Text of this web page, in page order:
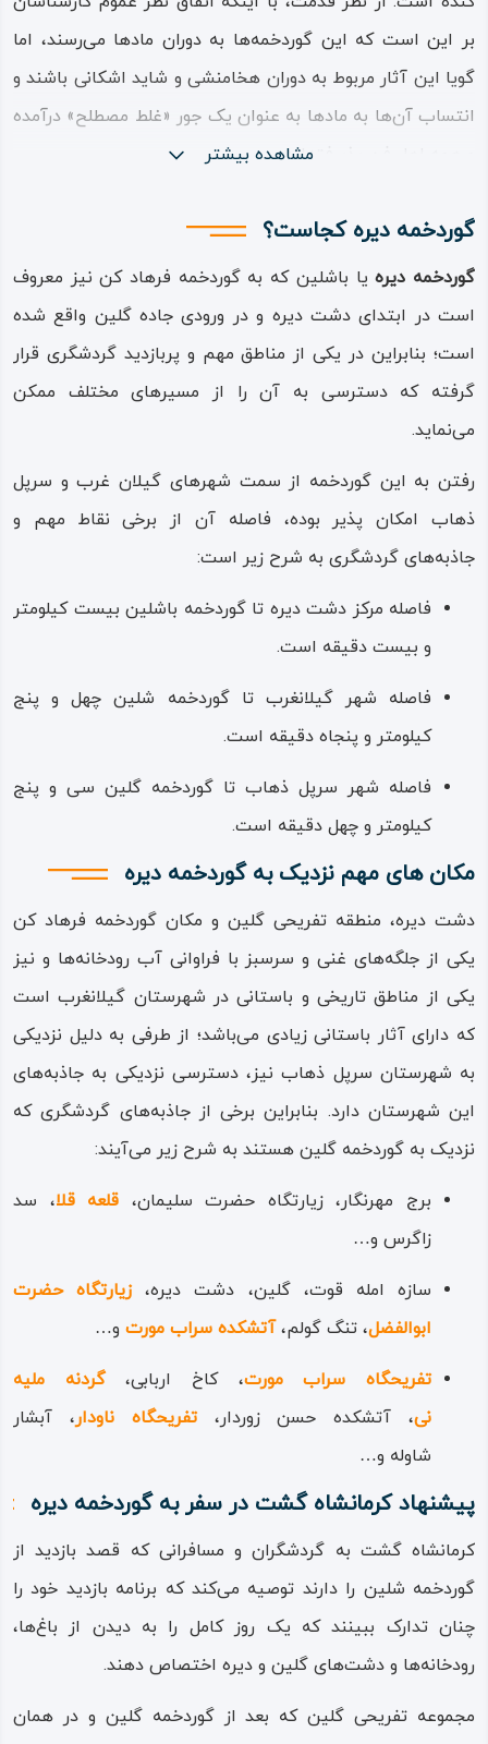
بر این است که این گوردخمه‌ها به دوران مادها می‌رسند، اما
گویا این آثار مربوط به دوران هخامنشی و شاید اشکانی باشند و
انتساب آن‌ها به مادها به عنوان یک جور «غلط مصطلح» درآمده
و همه اهل فن پذیرفته‌اند.
نشان هیچ گوری در آن نیست و تنها دو رکاب پله مانند در
انتهای آن است، هرچند چرایی دیگر بر ناتمامی بنا می‌تواند این
باشد که در دیوار سمت شرق گوردخمه، کتیبه نانوشته و در
حقیقت لوحی تراش خورده و آماده نوشتن هست که هندسه
نزدیک به مربع دارد (با ابعاد ۵/۱ متر).
گوردخمه شلین یا باشلین دیره، یکی از گوردخمه‌هایی‌ است که
کاربری آرامگاهی داشته و از نمونه‌هایش در استانکرمانشاه
می‌توان به گوردخمه‌های «دکان داوود» در سرپل ذهاب،
«سرخ‌ده» و «سکاوند» در شهرهرسینو… اشاره کرد.
این گوردخمه‌های آرامگاهی، دارای معماری صخره‌ای و به اصطلاح
«دست کند» بوده که به همین دلیل دوام و ماندگاری بسیار بالا
و طولانی نسبت به دیگر سازه‌ها دارند.
گوردخمه دیره با سطحی بیش از بیست متر مربع و با ارتفاع
سقفی بیش از دو متر، به تقریب در ارتفاع پنج متری از سطح
زمین بنا شده و مثل تمام گوردخمه‌های هم‌خانواده‌اش،
دسترسی به آن بسیار سخت است که آن هم دلیل دینی –
اعتقادی داشته است؛ چرا که در آیین این دوران تاریخی، دور
بودن کالبد مرده از عناصر پاک چهارگانه ارزشمند بوده است.
دلیل این امر این است که مادها، هخامنشیان و ساسانیان،
بی‌گمان تمام معتقدین به دین زرتشت، جسد فرد مرده را نجس
و ناپاک می‌دانستند و ساسانیان به جای گوردخمه از استودان و
برج خاموشان استفاده می‌کردند.
مشاهده بیشتر
گوردخمه دیره کجاست؟
گوردخمه دیرهیا باشلین که به گوردخمه فرهاد کن نیز معروف
است در ابتدای دشت دیره و در ورودی جاده گلین واقع شده
است؛ بنابراین در یکی از مناطق مهم و پربازدید گردشگری قرار
گرفته که دسترسی به آن را از مسیرهای مختلف ممکن
می‌نماید.
رفتن به این گوردخمه از سمت شهرهای گیلان‌ غرب و سرپل‌
ذهاب امکان پذیر بوده، فاصله آن از برخی نقاط مهم و
جاذبه‌های گردشگری به شرح زیر است:
فاصله مرکز دشت دیره تا گوردخمه باشلین بیست‌ کیلومتر
و بیست دقیقه است.
فاصله شهر گیلانغرب تا گوردخمه شلین چهل‌ و پنج
کیلومتر و پنجاه دقیقه است.
فاصله شهر سرپل‌ ذهاب تا گوردخمه گلین سی‌ و پنج
کیلومتر و چهل دقیقه است.
مکان های مهم نزدیک به گوردخمه دیره
دشت دیره، منطقه تفریحی گلین و مکان گوردخمه فرهاد کن
یکی از جلگه‌های غنی و سرسبز با فراوانی آب رودخانه‌ها و نیز
یکی از مناطق تاریخی و باستانی در شهرستان گیلانغرب است
که دارای آثار باستانی زیادی می‌باشد؛ از طرفی به دلیل نزدیکی
به شهرستان سرپل‌ ذهاب نیز، دسترسی نزدیکی به جاذبه‌های
این شهرستان دارد. بنابراین برخی از جاذبه‌های گردشگری که
نزدیک به گوردخمه گلین هستند به شرح زیر می‌آیند:
برج مهرنگار، زیارتگاه حضرت سلیمان، قلعه قلا، سد
زاگرس و…
سازه امله قوت، گلین، دشت دیره،زیارتگاه حضرت
ابوالفضل، تنگ گولم،آتشکده سراب مورت و…
تفریحگاه سراب مورت، کاخ اربابی،گردنه ملیه
نی، آتشکده حسن زوردار،تفریحگاه ناودار، آبشار
شاوله و…
پیشنهاد کرمانشاه گشت در سفر به گوردخمه دیره
کرمانشاه گشت به گردشگران و مسافرانی که قصد بازدید از
گوردخمه شلین را دارند توصیه می‌کند که برنامه بازدید خود را
چنان تدارک ببینند که یک روز کامل را به دیدن از باغ‌ها،
رودخانه‌ها و دشت‌های گلین و دیره اختصاص دهند.
مجموعه تفریحی گلین که بعد از گوردخمه گلین و در همان